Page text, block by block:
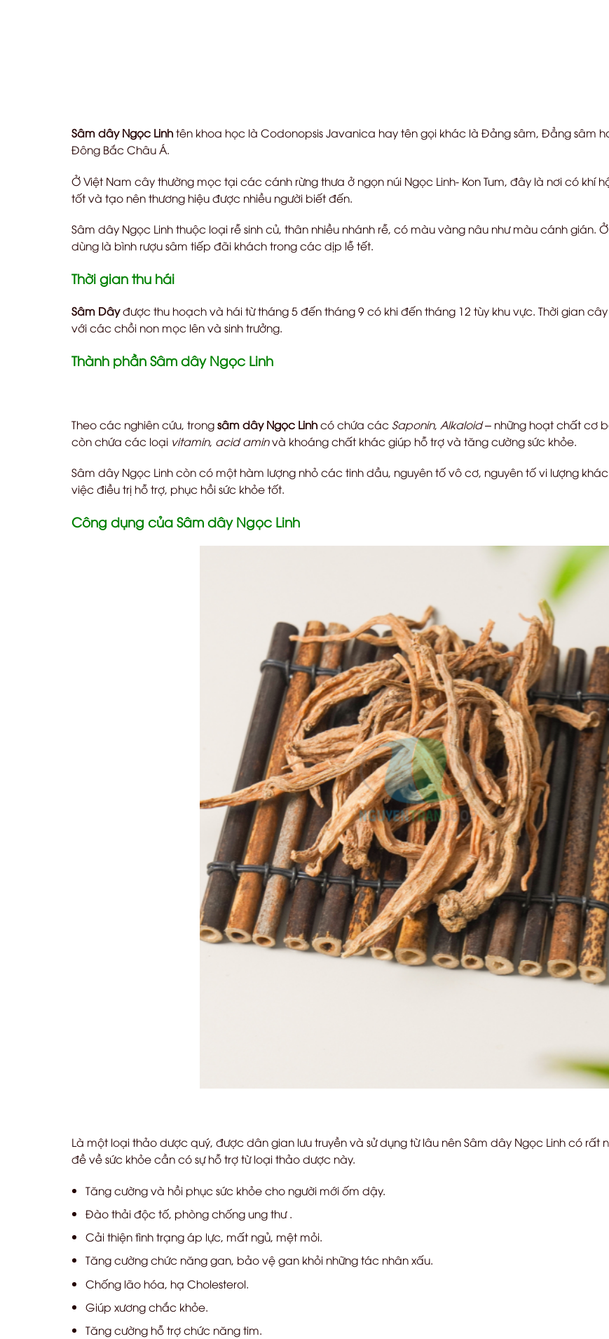
Sâm dây Ngọc Linhtên khoa học là Codonopsis Javanica hay tên gọi khác là Đảng sâm, Đẳng sâm
Đông Bắc Châu Á.
Ở Việt Nam cây thường mọc tại các cánh rừng thưa ở ngọn núi Ngọc Linh- Kon Tum, đây là nơi có khí
tốt và tạo nên thương hiệu được nhiều người biết đến.
Sâm dây Ngọc Linh thuộc loại rễ sinh củ, thân nhiều nhánh rễ, có màu vàng nâu như màu cánh gián.
dùng là bình rượu sâm tiếp đãi khách trong các dịp lễ tết.
Thời gian thu hái
Sâm Dâyđược thu hoạch và hái từ tháng 5 đến tháng 9 có khi đến tháng 12 tùy khu vực. Thời gian
với các chồi non mọc lên và sinh trưởng.
Thành phần Sâm dây Ngọc Linh
Theo các nghiên cứu, trongsâm dây Ngọc Linhcó chứa các Saponin, Alkaloid– những hoạt chất cơ
còn chứa các loại vitamin, acid aminvà khoáng chất khác giúp hỗ trợ và tăng cường sức khỏe.
Sâm dây Ngọc Linh còn có một hàm lượng nhỏ các tinh dầu, nguyên tố vô cơ, nguyên tố vi lượng
việc điều trị hỗ trợ, phục hồi sức khỏe tốt.
Công dụng của Sâm dây Ngọc Linh
Là một loại thảo dược quý, được dân gian lưu truyền và sử dụng từ lâu nên Sâm dây Ngọc Linh có
đề về sức khỏe cần có sự hỗ trợ từ loại thảo dược này.
Tăng cường và hồi phục sức khỏe cho người mới ốm dậy.
Đào thải độc tố, phòng chống ung thư .
Cải thiện tình trạng áp lực, mất ngủ, mệt mỏi.
Tăng cường chức năng gan, bảo vệ gan khỏi những tác nhân xấu.
Chống lão hóa, hạ Cholesterol.
Giúp xương chắc khỏe.
Tăng cường hỗ trợ chức năng tim.